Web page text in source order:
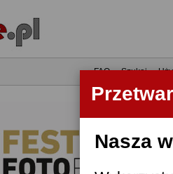
Nasza
•FAQ•Szukaj•